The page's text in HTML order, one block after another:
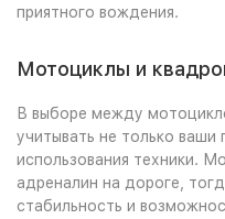
приятного вождения.
Мотоциклы и
В выборе между
учитывать не только ваши
использования техники.
адреналин на дороге,
стабильность и